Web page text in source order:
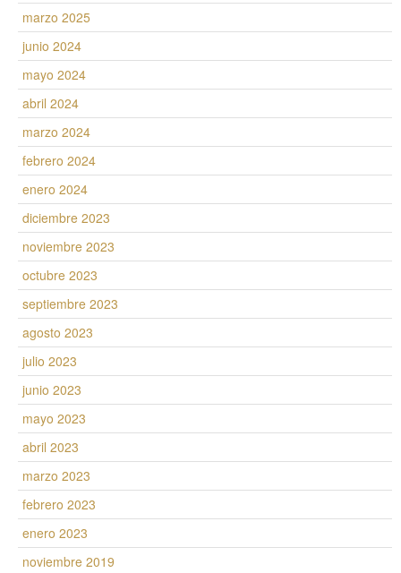
marzo 2025
junio 2024
mayo 2024
abril 2024
marzo 2024
febrero 2024
enero 2024
diciembre 2023
noviembre 2023
octubre 2023
septiembre 2023
agosto 2023
julio 2023
junio 2023
mayo 2023
abril 2023
marzo 2023
febrero 2023
enero 2023
noviembre 2019